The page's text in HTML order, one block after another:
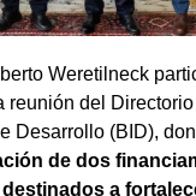
responsabilidad.
responsabilidad y
trabajando en el
Weretilneck
reunión del
Desarrollo (BID),
de dos
a